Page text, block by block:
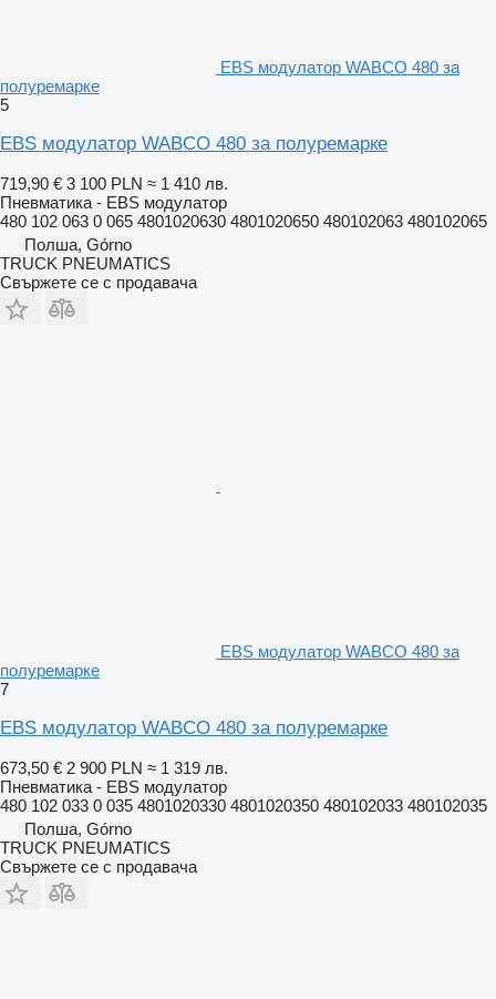
EBS модулатор WABCO 480 за
полуремарке
5
EBS модулатор WABCO 480 за полуремарке
719,90 € 3 100 PLN ≈ 1 410 лв.
Пневматика - EBS модулатор
480 102 063 0 065 4801020630 4801020650 480102063 480102065
Полша, Górno
TRUCK PNEUMATICS
Свържете се с продавача
EBS модулатор WABCO 480 за
полуремарке
7
EBS модулатор WABCO 480 за полуремарке
673,50 € 2 900 PLN ≈ 1 319 лв.
Пневматика - EBS модулатор
480 102 033 0 035 4801020330 4801020350 480102033 480102035
Полша, Górno
TRUCK PNEUMATICS
Свържете се с продавача